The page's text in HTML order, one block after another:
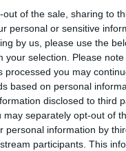
out of the sale, sharing to
personal or sensitive
by us, please use the
your selection. Please
processed you may
based on personal
disclosed to third
may separately opt-out of
personal information by
participants. This
registró un
mercado mayorista
mensual más alto
más de 39 euros
pasado octubre.
crea una